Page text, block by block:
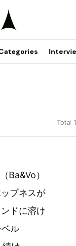
Total
Ba&Vo）
プネスが
ドに溶け
ル